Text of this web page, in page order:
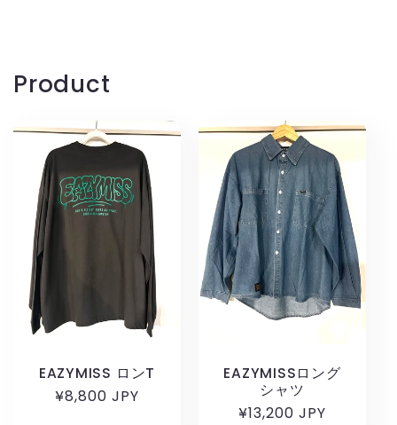
Product
EAZYMISS ロンT
通
¥8,800 JPY
EAZYMISSロング
シャツ
通
¥13,200 JPY